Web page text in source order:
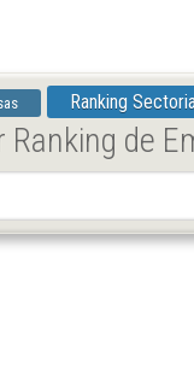
Ranking
de